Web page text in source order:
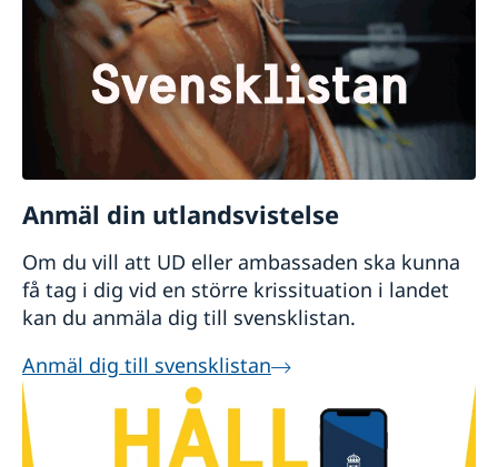
Anmäl din utlandsvistelse
Om du vill att UD eller ambassaden ska kunna
få tag i dig vid en större krissituation i landet
kan du anmäla dig till svensklistan.
Anmäl dig till svensklistan